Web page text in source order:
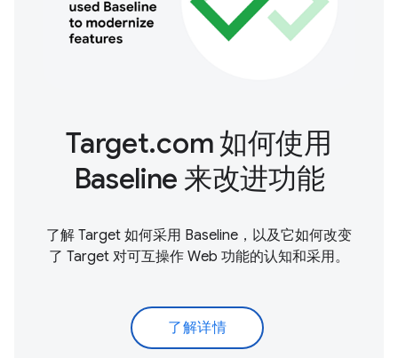
Target.com 如何使用
Baseline 来改进功能
了解 Target 如何采用 Baseline，以及它如何改变
了 Target 对可互操作 Web 功能的认知和采用。
了解详情